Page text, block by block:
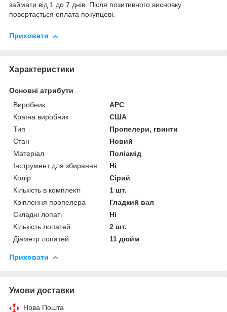
займати від 1 до 7 днів. Після позитивного висновку
повертається оплата покупцеві.
Приховати
Характеристики
Основні атрибути
Виробник
APC
Країна виробник
США
Тип
Пропелери, гвинти
Стан
Новий
Матеріал
Поліамід
Інструмент для збирання
Ні
Колір
Сірий
Кількість в комплекті
1 шт.
Кріплення пропелера
Гладкий вал
Складні лопаті
Ні
Кількість лопатей
2 шт.
Діаметр лопатей
11 дюйм
Приховати
Умови доставки
Нова Пошта